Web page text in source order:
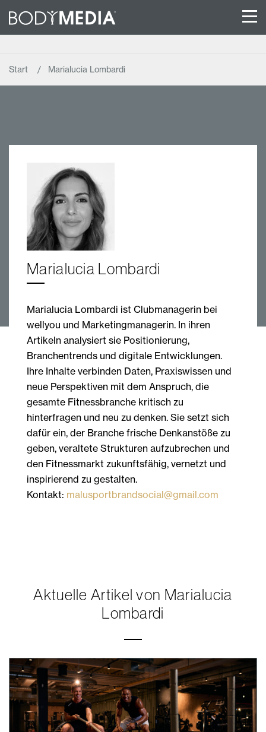
Start Marialucia Lombardi
Marialucia Lombardi
Marialucia Lombardi ist Clubmanagerin bei
wellyou und Marketingmanagerin. In ihren
Artikeln analysiert sie Positionierung,
Branchentrends und digitale Entwicklungen.
Ihre Inhalte verbinden Daten, Praxiswissen und
neue Perspektiven mit dem Anspruch, die
gesamte Fitnessbranche kritisch zu
hinterfragen und neu zu denken. Sie setzt sich
dafür ein, der Branche frische Denkanstöße zu
geben, veraltete Strukturen aufzubrechen und
den Fitnessmarkt zukunftsfähig, vernetzt und
inspirierend zu gestalten.
Kontakt: malusportbrandsocial@gmail.com
Aktuelle Artikel von Marialucia
Lombardi